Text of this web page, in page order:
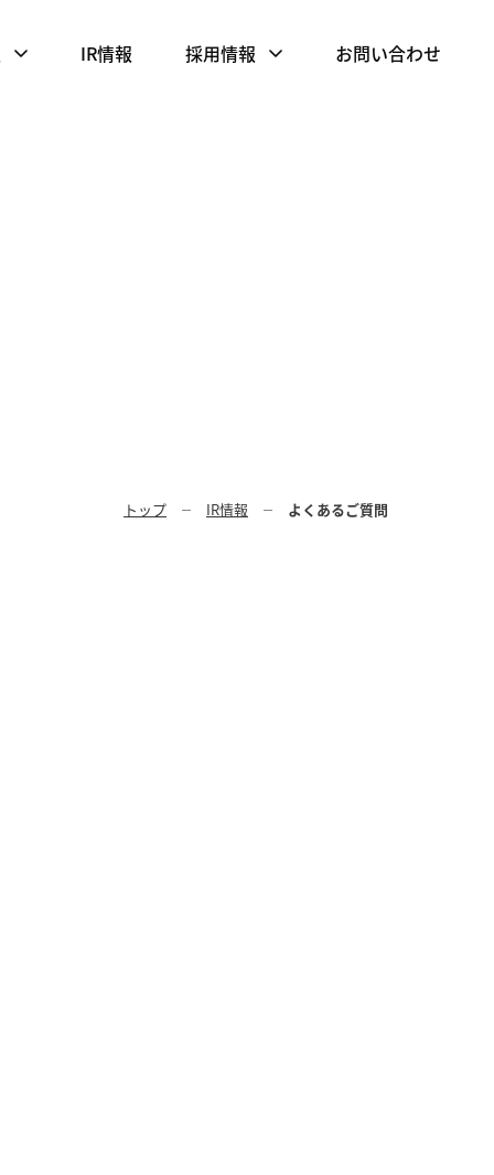
IR情報 採用情報 お問い合わせ
トップ IR情報 よくあるご質問